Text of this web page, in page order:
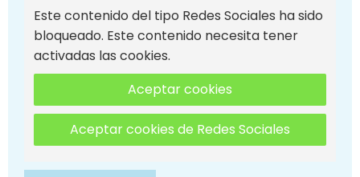
Este contenido del tipo Redes Sociales ha sido
bloqueado. Este contenido necesita tener
activadas las cookies.
Aceptar cookies
Aceptar cookies de Redes Sociales